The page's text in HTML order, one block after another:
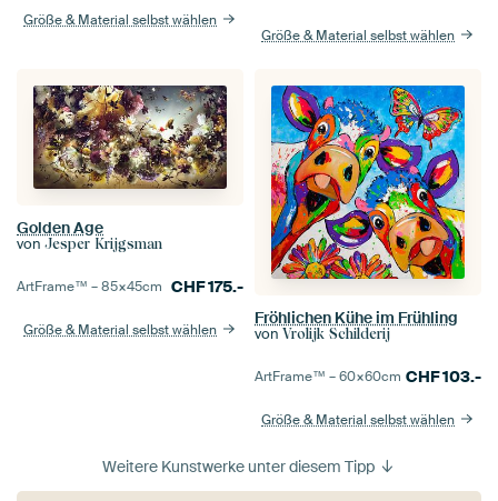
Größe & Material selbst wählen
Größe & Material selbst wählen
Golden Age
von Jesper Krijgsman
ArtFrame™ –85×45cm CHF175.-
Größe & Material selbst wählen
Fröhlichen Kühe im Frühling
von Vrolijk Schilderij
ArtFrame™ –60×60cm CHF103.-
Größe & Material selbst wählen
Weitere Kunstwerke unter diesem Tipp